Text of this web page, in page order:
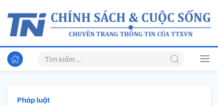
Pháp luật